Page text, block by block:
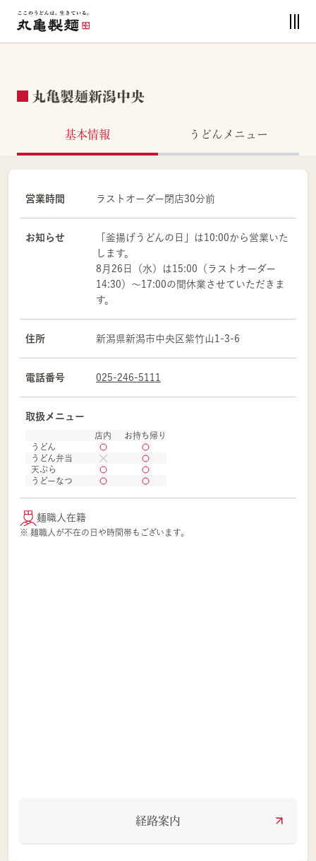
丸亀製麺新潟中央
基本情報 うどんメニュー
営業時間 ラストオーダー閉店30分前
お知らせ
「釜揚げうどんの日」は10:00から営業いた
します。
8月26日（水）は15:00（ラストオーダー
14:30）～17:00の間休業させていただきま
す。
住所 新潟県新潟市 中央区 紫竹山1-3-6
電話番号 025-246-5111
取扱メニュー
店内
お持ち帰り
うどん
うどん弁当
天ぷら
うどーなつ
麺職人在籍
※ 麺職人が不在の日や時間帯もございます。
経路案内